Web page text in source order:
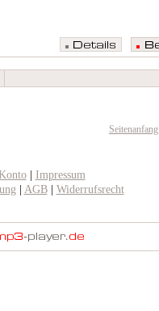
Seitenanfang
| Impressum
| AGB| Widerrufsrecht